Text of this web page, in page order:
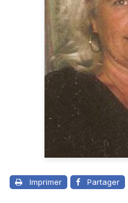
Imprimer Partager